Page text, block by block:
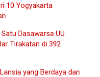
10 Yogyakarta
Dasawarsa UU
Tirakatan di 392
yang Berdaya dan